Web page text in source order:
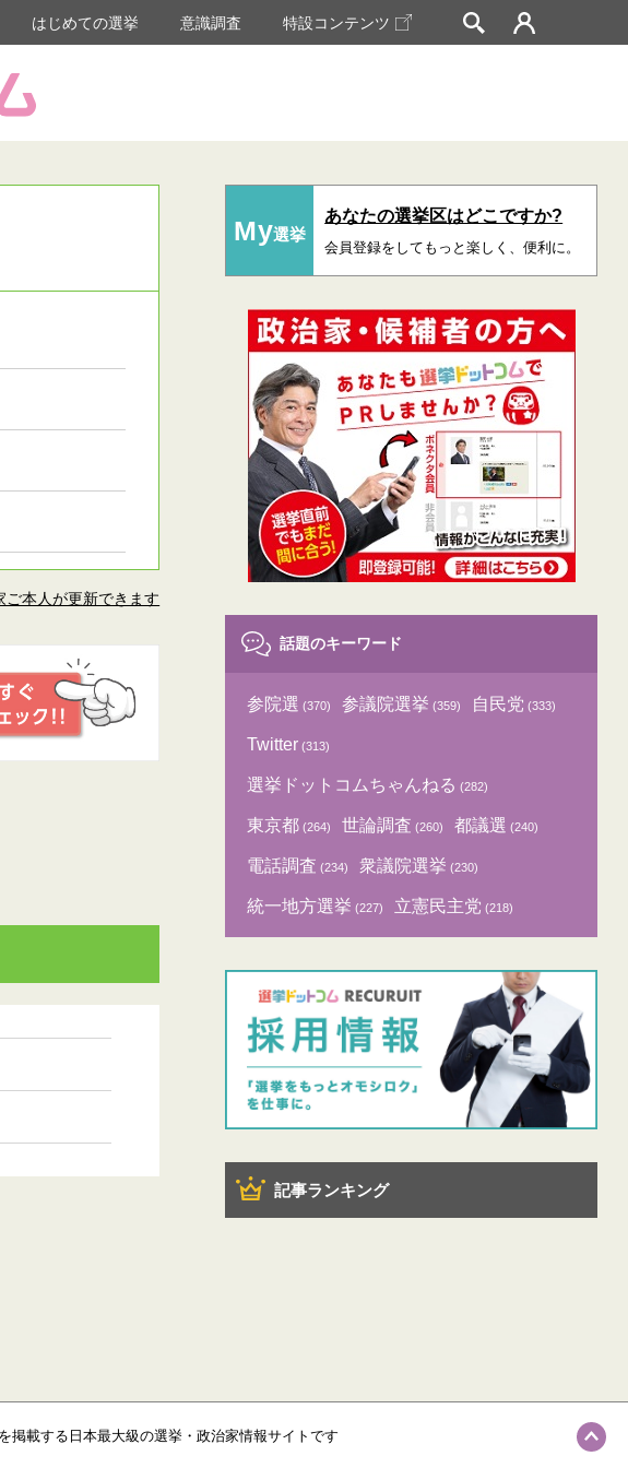
はじめての選挙 意識調査 特設コンテンツ
本人が更新できます
My選挙
あなたの選挙区はどこですか?
会員登録をしてもっと楽しく、便利に。
話題のキーワード
参院選 (370) 参議院選挙 (359) 自民党 (333)
Twitter (313)
選挙ドットコムちゃんねる (282)
東京都 (264) 世論調査 (260) 都議選 (240)
電話調査 (234) 衆議院選挙 (230)
統一地方選挙 (227) 立憲民主党 (218)
記事ランキング
掲載する日本最大級の選挙・政治家情報サイトです